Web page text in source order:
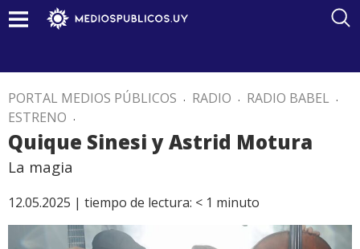
PORTAL MEDIOS PÚBLICOS . RADIO . RADIO BABEL .
ESTRENO .
Quique Sinesi y Astrid Motura
La magia
12.05.2025 | tiempo de lectura: < 1 minuto